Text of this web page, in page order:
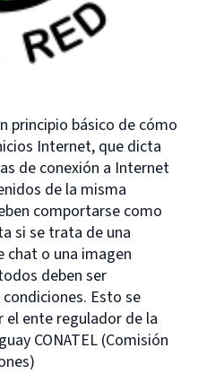
principio básico de cómo
Internet, que dicta
de conexión a Internet
de la misma
comportarse como
si se trata de una
chat o una imagen
deben ser
Esto se
el ente regulador de la
CONATEL (Comisión